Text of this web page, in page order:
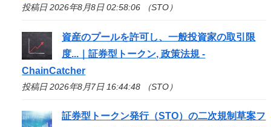
投稿日 2026年8月8日 02:58:06 （STO）
資産のプールを許可し、一般投資家の取引限
度...｜証券型トークン, 政策法規 -
ChainCatcher
投稿日 2026年8月7日 16:44:48 （STO）
証券型トークン発行（STO）の二次規制草案フ